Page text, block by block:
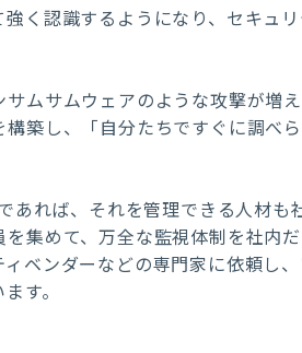
く認識するようになり、セキュ
ムサムウェアのような攻撃が増
築し、「自分たちですぐに調べ
あれば、それを管理できる人材
集めて、万全な監視体制を社内
ベンダーなどの専門家に依頼し
す。